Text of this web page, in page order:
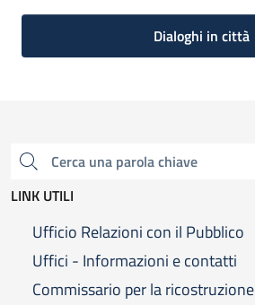
Dialoghi in città
Cerca una parola chiave
LINK UTILI
Ufficio Relazioni con il Pubblico
Uffici - Informazioni e contatti
Commissario per la ricostruzione